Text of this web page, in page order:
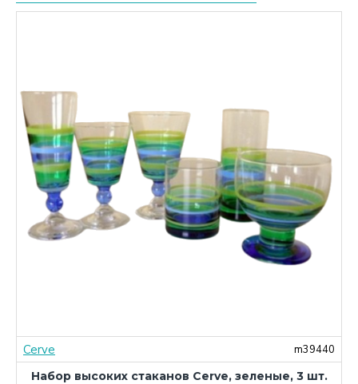
Cerve
m39440
Набор высоких стаканов Cerve, зеленые, 3 шт.